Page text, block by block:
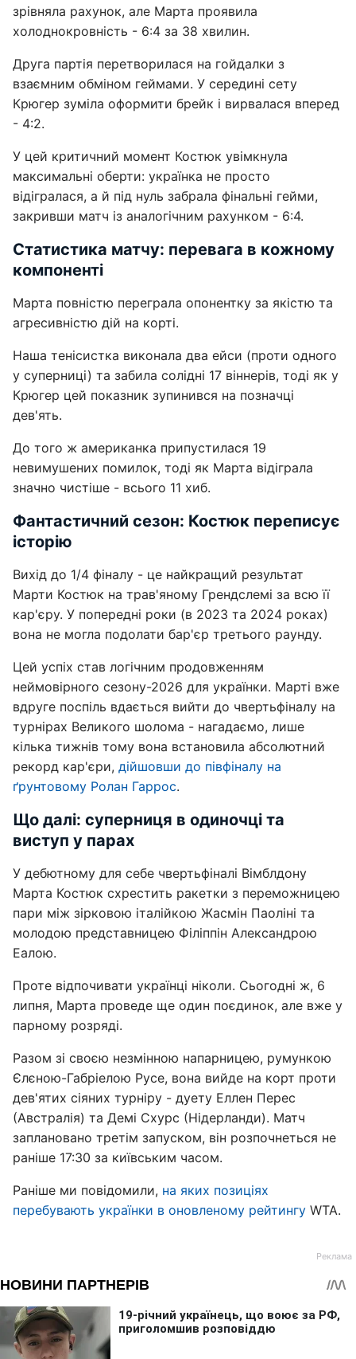
зрівняла рахунок, але Марта проявила
холоднокровність - 6:4 за 38 хвилин.
Друга партія перетворилася на гойдалки з
взаємним обміном геймами. У середині сету
Крюгер зуміла оформити брейк і вирвалася вперед
- 4:2.
У цей критичний момент Костюк увімкнула
максимальні оберти: українка не просто
відігралася, а й під нуль забрала фінальні гейми,
закривши матч із аналогічним рахунком - 6:4.
Статистика матчу: перевага в кожному
компоненті
Марта повністю переграла опонентку за якістю та
агресивністю дій на корті.
Наша тенісистка виконала два ейси (проти одного
у суперниці) та забила солідні 17 віннерів, тоді як у
Крюгер цей показник зупинився на позначці
дев'ять.
До того ж американка припустилася 19
невимушених помилок, тоді як Марта відіграла
значно чистіше - всього 11 хиб.
Фантастичний сезон: Костюк переписує
історію
Вихід до 1/4 фіналу - це найкращий результат
Марти Костюк на трав'яному Грендслемі за всю її
кар'єру. У попередні роки (в 2023 та 2024 роках)
вона не могла подолати бар'єр третього раунду.
Цей успіх став логічним продовженням
неймовірного сезону-2026 для українки. Марті вже
вдруге поспіль вдається вийти до чвертьфіналу на
турнірах Великого шолома - нагадаємо, лише
кілька тижнів тому вона встановила абсолютний
рекорд кар'єри, дійшовши до півфіналу на
ґрунтовому Ролан Гаррос.
Що далі: суперниця в одиночці та
виступ у парах
У дебютному для себе чвертьфіналі Вімблдону
Марта Костюк схрестить ракетки з переможницею
пари між зірковою італійкою Жасмін Паоліні та
молодою представницею Філіппін Александрою
Еалою.
Проте відпочивати українці ніколи. Сьогодні ж, 6
липня, Марта проведе ще один поєдинок, але вже у
парному розряді.
Разом зі своєю незмінною напарницею, румункою
Єлєною-Габріелою Русе, вона вийде на корт проти
дев'ятих сіяних турніру - дуету Еллен Перес
(Австралія) та Демі Схурс (Нідерланди). Матч
заплановано третім запуском, він розпочнеться не
раніше 17:30 за київським часом.
Раніше ми повідомили, на яких позиціях
перебувають українки в оновленому рейтингу WTA.